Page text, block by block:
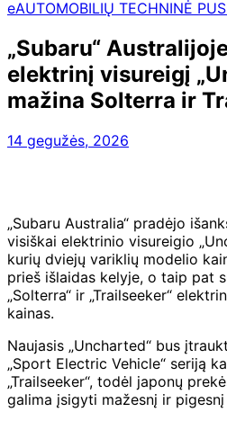
eAUTOMOBILIŲ TECHNINĖ
„Subaru“
elektrinį visureigį
mažina Solterra ir
14 gegužės, 2026
„Subaru Australia“ pradėjo
visiškai elektrinio visureigio
kurių dviejų variklių modelio
prieš išlaidas kelyje, o taip pat
„Solterra“ ir „Trailseeker“
kainas.
Naujasis „Uncharted“ bus
„Sport Electric Vehicle“ seriją
„Trailseeker“, todėl japonų
galima įsigyti mažesnį ir